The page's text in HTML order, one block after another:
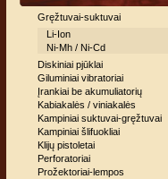
Gręžtuvai-suktuvai
Li-Ion
Ni-Mh / Ni-Cd
Diskiniai pjūklai
Giluminiai vibratoriai
Įrankiai be akumuliatorių
Kabiakalės / viniakalės
Kampiniai suktuvai-gręžtuvai
Kampiniai šlifuokliai
Klijų pistoletai
Perforatoriai
Prožektoriai-lempos